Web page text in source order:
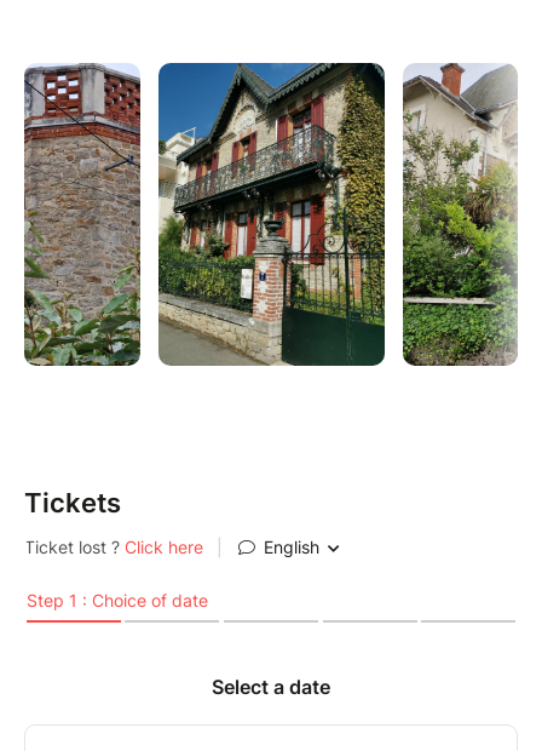
rivalisent d’originalité et témoignent de l’imagination
des architectes comme des personnalités venues
séjourner au bord de l’océan.
Au fil de la promenade, découvrez l’histoire de ce
patrimoine emblématique et les anecdotes qui ont
façonné ce quartier au charme singulier. Une balade
entre architecture, art de vivre balnéaire et douceur
du front de mer.
Tickets